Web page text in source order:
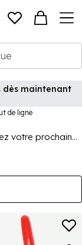
dès maintenant
de ligne
votre prochain
de pêche pour
appâts aux
et les
à votre